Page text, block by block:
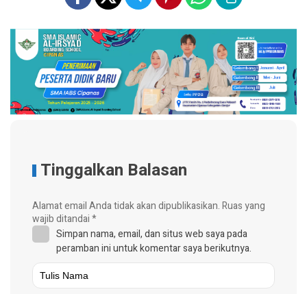
Tinggalkan Balasan
Alamat email Anda tidak akan dipublikasikan.Ruas yang
wajib ditandai*
Simpan nama, email, dan situs web saya pada
peramban ini untuk komentar saya berikutnya.